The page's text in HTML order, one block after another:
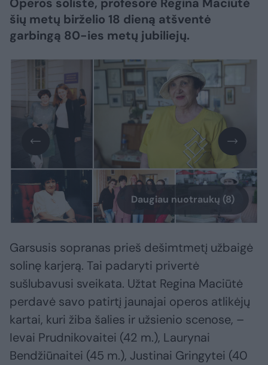
šių metų birželio 18 dieną atšventė
garbingą 80-ies metų jubiliejų.
Daugiau nuotraukų (8)
Garsusis sopranas prieš dešimtmetį užbaigė
solinę karjerą. Tai padaryti privertė
sušlubavusi sveikata. Užtat Regina Maciūtė
perdavė savo patirtį jaunajai operos atlikėjų
kartai, kuri žiba šalies ir užsienio scenose, –
Ievai Prudnikovaitei (42 m.), Laurynai
Bendžiūnaitei (45 m.), Justinai Gringytei (40